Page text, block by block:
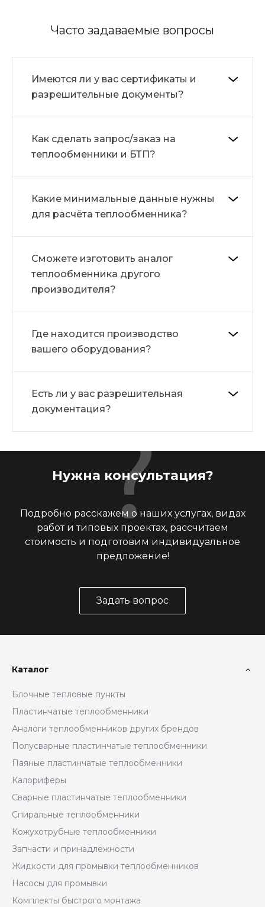
Часто задаваемые вопросы
Имеются ли у вас сертификаты и
разрешительные документы?
Как сделать запрос/заказ на
теплообменники и БТП?
Какие минимальные данные нужны
для расчёта теплообменника?
Сможете изготовить аналог
теплообменника другого
производителя?
Где находится производство
вашего оборудования?
Есть ли у вас разрешительная
документация?
Нужна консультация?
Подробно расскажем о наших услугах, видах
работ и типовых проектах, рассчитаем
стоимость и подготовим индивидуальное
предложение!
Задать вопрос
Каталог
Блочные тепловые пункты
Пластинчатые теплообменники
Аналоги теплообменников других брендов
Полусварные пластинчатые теплообменники
Паяные пластинчатые теплообменники
Калориферы
Сварные пластинчатые теплообменники
Спиральные теплообменники
Кожухотрубные теплообменники
Запчасти и принадлежности
Жидкости для промывки теплообменников
Насосы для промывки
Комплекты быстрого монтажа